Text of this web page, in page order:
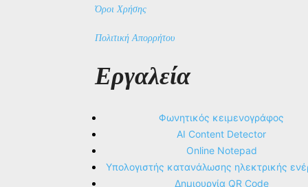
Όροι Χρήσης
Πολιτική Απορρήτου
Εργαλεία
Φωνητικός κειμενογράφος
AI Content Detector
Online Notepad
Υπολογιστής κατανάλωσης ηλεκτρικής
Δημιουργία QR Code